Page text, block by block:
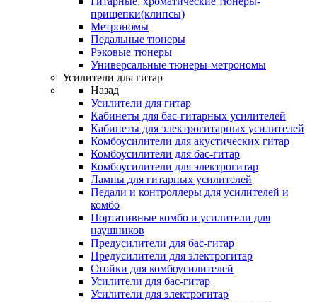
прищепки(клипсы)
Метрономы
Педальные тюнеры
Рэковые тюнеры
Универсальные тюнеры-метрономы
Усилители для гитар
Назад
Усилители для гитар
Кабинеты для бас-гитарных усилителей
Кабинеты для электрогитарных усилителей
Комбоусилители для акустических гитар
Комбоусилители для бас-гитар
Комбоусилители для электрогитар
Лампы для гитарных усилителей
Педали и контроллеры для усилителей и
комбо
Портативные комбо и усилители для
наушников
Предусилители для бас-гитар
Предусилители для электрогитар
Стойки для комбоусилителей
Усилители для бас-гитар
Усилители для электрогитар